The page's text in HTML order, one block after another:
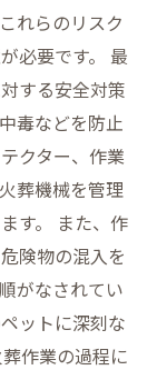
れらのリスク
必要です。 最
する安全対策
毒などを防止
クター、作業
葬機械を管理
す。 また、作
険物の混入を
がなされてい
ットに深刻な
作業の過程に